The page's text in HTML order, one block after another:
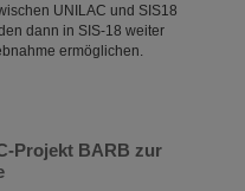
UNILAC und SIS18
dann in SIS-18 weiter
ermöglichen.
Projekt BARB zur